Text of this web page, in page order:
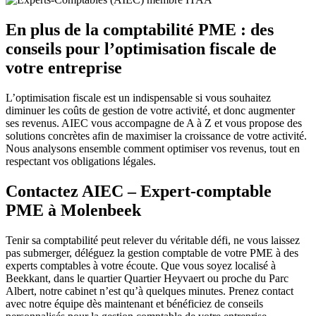
En plus de la comptabilité PME : des
conseils pour l’optimisation fiscale de
votre entreprise
L’optimisation fiscale est un indispensable si vous souhaitez
diminuer les coûts de gestion de votre activité, et donc augmenter
ses revenus. AIEC vous accompagne de A à Z et vous propose des
solutions concrètes afin de maximiser la croissance de votre activité.
Nous analysons ensemble comment optimiser vos revenus, tout en
respectant vos obligations légales.
Contactez AIEC – Expert-comptable
PME à Molenbeek
Tenir sa comptabilité peut relever du véritable défi, ne vous laissez
pas submerger, déléguez la gestion comptable de votre PME à des
experts comptables à votre écoute. Que vous soyez localisé à
Beekkant, dans le quartier Quartier Heyvaert ou proche du Parc
Albert, notre cabinet n’est qu’à quelques minutes. Prenez contact
avec notre équipe dès maintenant et bénéficiez de conseils